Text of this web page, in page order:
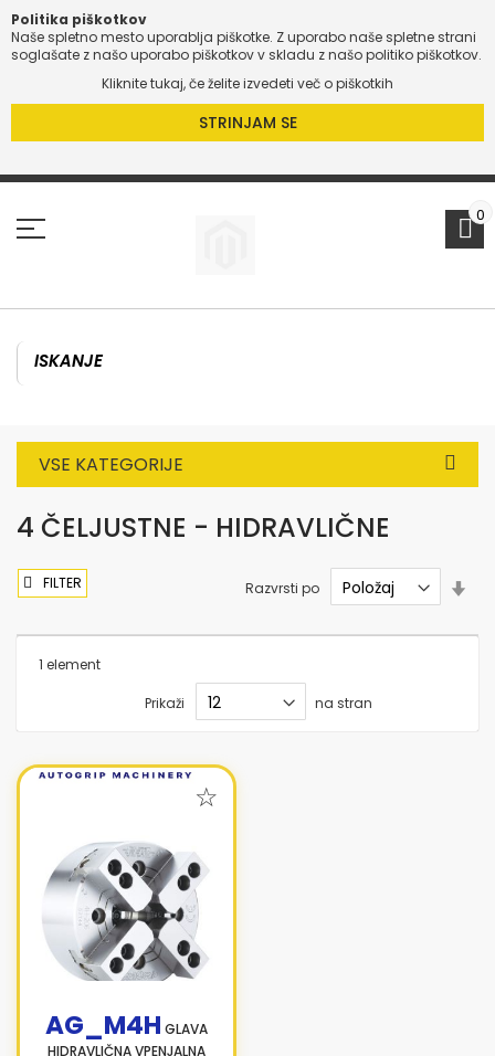
Politika piškotkov
Naše spletno mesto uporablja piškotke. Z uporabo naše spletne strani
soglašate z našo uporabo piškotkov v skladu z našo politiko piškotkov.
Kliknite tukaj, če želite izvedeti več o piškotkih
STRINJAM SE
Preskoči
0
VSE KATEGORIJE
4 ČELJUSTNE - HIDRAVLIČNE
1 element
Prikaži na stran
Razvrsti po
AG_M4H GLAVA
HIDRAVLIČNA VPENJALNA
FILTER